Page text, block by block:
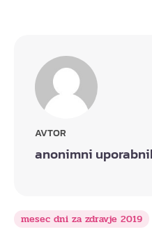
AVTOR
anonimni
mesec dni za zdravje 2019